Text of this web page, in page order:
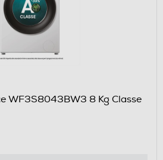
WF3S8043BW3 8 Kg Classe